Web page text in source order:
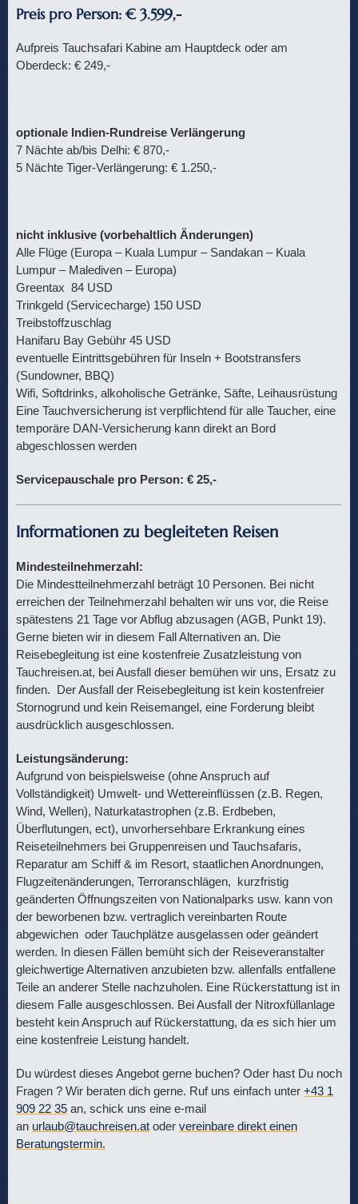
Preis pro Person: € 3.599,-
Aufpreis Tauchsafari Kabine am Hauptdeck oder am
Oberdeck: € 249,-
optionale Indien-Rundreise Verlängerung
7 Nächte ab/bis Delhi: € 870,-
5 Nächte Tiger-Verlängerung: € 1.250,-
nicht inklusive (vorbehaltlich Änderungen)
Alle Flüge (Europa – Kuala Lumpur – Sandakan – Kuala
Lumpur – Malediven – Europa)
Greentax 84 USD
Trinkgeld (Servicecharge) 150 USD
Treibstoffzuschlag
Hanifaru Bay Gebühr 45 USD
eventuelle Eintrittsgebühren für Inseln + Bootstransfers
(Sundowner, BBQ)
Wifi, Softdrinks, alkoholische Getränke, Säfte, Leihausrüstung
Eine Tauchversicherung ist verpflichtend für alle Taucher, eine
temporäre DAN-Versicherung kann direkt an Bord
abgeschlossen werden
Servicepauschale pro Person: € 25,-
Informationen zu begleiteten Reisen
Mindesteilnehmerzahl:
Die Mindestteilnehmerzahl beträgt 10 Personen. Bei nicht
erreichen der Teilnehmerzahl behalten wir uns vor, die Reise
spätestens 21 Tage vor Abflug abzusagen (AGB, Punkt 19).
Gerne bieten wir in diesem Fall Alternativen an. Die
Reisebegleitung ist eine kostenfreie Zusatzleistung von
Tauchreisen.at, bei Ausfall dieser bemühen wir uns, Ersatz zu
finden. Der Ausfall der Reisebegleitung ist kein kostenfreier
Stornogrund und kein Reisemangel, eine Forderung bleibt
ausdrücklich ausgeschlossen.
Leistungsänderung:
Aufgrund von beispielsweise (ohne Anspruch auf
Vollständigkeit) Umwelt- und Wettereinflüssen (z.B. Regen,
Wind, Wellen), Naturkatastrophen (z.B. Erdbeben,
Überflutungen, ect), unvorhersehbare Erkrankung eines
Reiseteilnehmers bei Gruppenreisen und Tauchsafaris,
Reparatur am Schiff & im Resort, staatlichen Anordnungen,
Flugzeitenänderungen, Terroranschlägen, kurzfristig
geänderten Öffnungszeiten von Nationalparks usw. kann von
der beworbenen bzw. vertraglich vereinbarten Route
abgewichen oder Tauchplätze ausgelassen oder geändert
werden. In diesen Fällen bemüht sich der Reiseveranstalter
gleichwertige Alternativen anzubieten bzw. allenfalls entfallene
Teile an anderer Stelle nachzuholen. Eine Rückerstattung ist in
diesem Falle ausgeschlossen. Bei Ausfall der Nitroxfüllanlage
besteht kein Anspruch auf Rückerstattung, da es sich hier um
eine kostenfreie Leistung handelt.
Du würdest dieses Angebot gerne buchen? Oder hast Du noch
Fragen ? Wir beraten dich gerne. Ruf uns einfach unter +43 1
909 22 35 an, schick uns eine e-mail
an urlaub@tauchreisen.at oder vereinbare direkt einen
Beratungstermin.